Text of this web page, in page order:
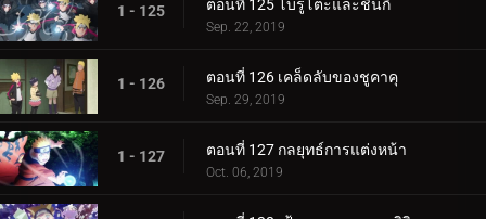
1 - 125 ตอนที่ 125 โบรูโตะและชินกิ
Sep. 22, 2019
1 - 126 ตอนที่ 126 เคล็ดลับของชูคาคุ
Sep. 29, 2019
1 - 127 ตอนที่ 127 กลยุทธ์การแต่งหน้า
Oct. 06, 2019